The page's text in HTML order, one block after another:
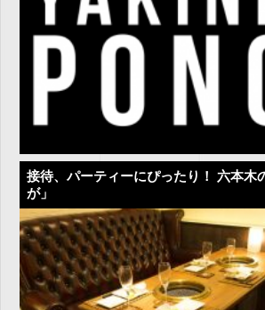
接待、パーティーにぴったり！ 六本木
が」